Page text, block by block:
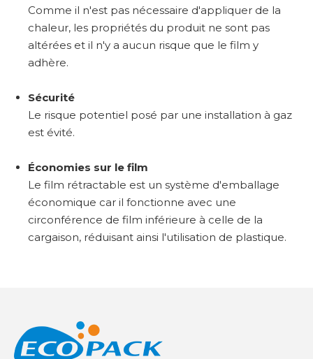
Comme il n'est pas nécessaire d'appliquer de la
chaleur, les propriétés du produit ne sont pas
altérées et il n'y a aucun risque que le film y
adhère.
Sécurité
Le risque potentiel posé par une installation à gaz
est évité.
Économies sur le film
Le film rétractable est un système d'emballage
économique car il fonctionne avec une
circonférence de film inférieure à celle de la
cargaison, réduisant ainsi l'utilisation de plastique.